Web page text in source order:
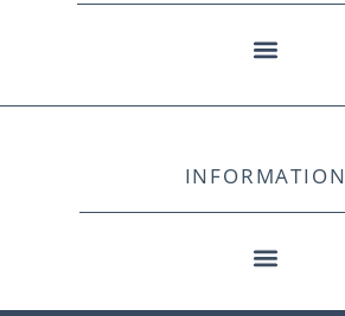
INFORMATION